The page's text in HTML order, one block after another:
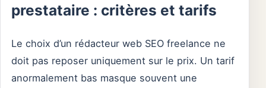
prestataire : critères et tarifs
Le choix d’un rédacteur web SEO freelance ne
doit pas reposer uniquement sur le prix. Un tarif
anormalement bas masque souvent une